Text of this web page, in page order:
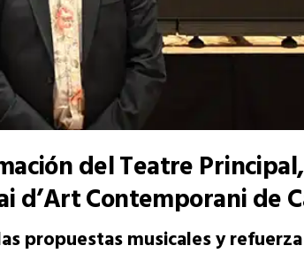
del Teatre
d’Art Contemporani de
propuestas musicales y